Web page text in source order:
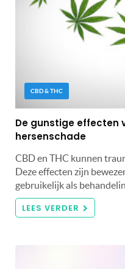
CBD & THC
De gunstige effecten
hersenschade
CBD en THC kunnen
Deze effecten zijn
gebruikelijk als
LEES VERDER